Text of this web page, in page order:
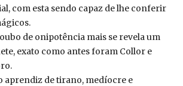
com esta sendo capaz de lhe conferir
de onipotência mais se revela um
exato como antes foram Collor e
aprendiz de tirano, medíocre e